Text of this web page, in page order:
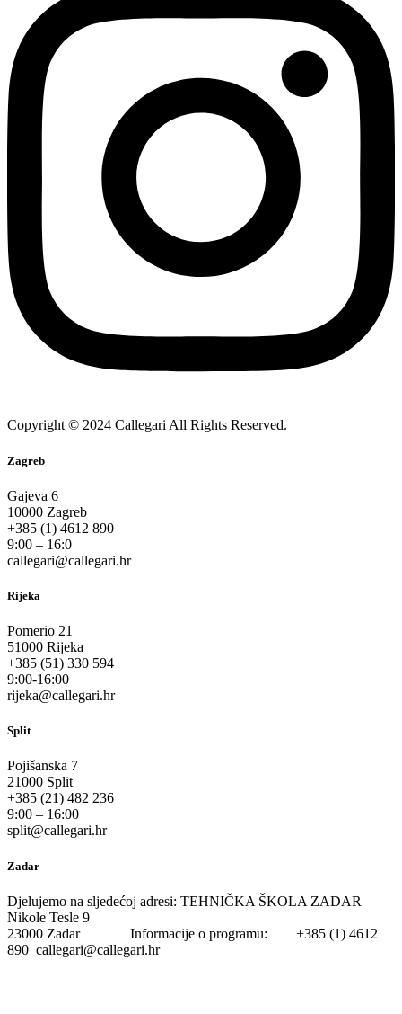
Copyright © 2024 Callegari All Rights Reserved.
Zagreb
Gajeva 6
10000 Zagreb
+385 (1) 4612 890
9:00 – 16:0
callegari@callegari.hr
Rijeka
Pomerio 21
51000 Rijeka
+385 (51) 330 594
9:00-16:00
rijeka@callegari.hr
Split
Pojišanska 7
21000 Split
+385 (21) 482 236
9:00 – 16:00
split@callegari.hr
Zadar
Djelujemo na sljedećoj adresi: TEHNIČKA ŠKOLA ZADAR
Nikole Tesle 9
23000 Zadar Informacije o programu: +385 (1) 4612
890 callegari@callegari.hr